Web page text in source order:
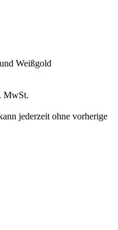
Weißgold
MwSt.
jederzeit ohne vorherige